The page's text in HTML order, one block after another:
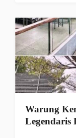
Warung
Legendaris